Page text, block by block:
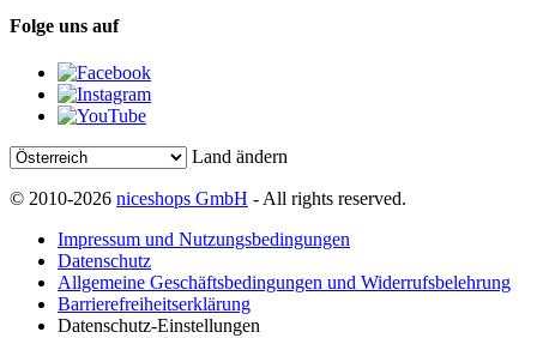
Folge uns auf
Land ändern
© 2010-2026 niceshops GmbH - All rights reserved.
Impressum und Nutzungsbedingungen
Datenschutz
Allgemeine Geschäftsbedingungen und Widerrufsbelehrung
Barrierefreiheitserklärung
Datenschutz-Einstellungen